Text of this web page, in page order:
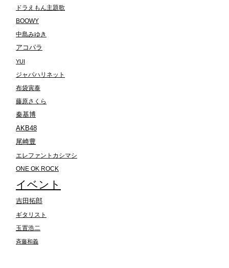
ドラえもん主題歌
BOOWY
中島みゆき
アコパラ
YUI
ジャパハリネット
布袋寅泰
藤原さくら
秦基博
AKB48
尾崎豊
エレファントカシマシ
ONE OK ROCK
イベント
吉田拓郎
ギタリスト
玉置浩二
斉藤和義